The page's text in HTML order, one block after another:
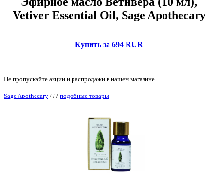
Vetiver Essential Oil, Sage Apothecary
Купить за 694 RUR
Не пропускайте акции и распродажи в нашем магазине.
Sage Apothecary / / / подобные товары